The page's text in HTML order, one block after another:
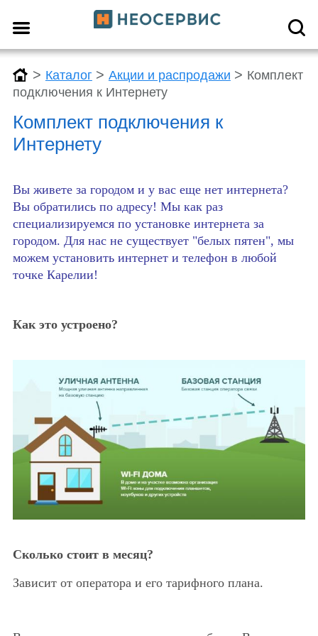
> Каталог > Акции и распродажи > Комплект
подключения к Интернету
Комплект подключения к
Интернету
Вы живете за городом и у вас еще нет интернета?
Вы обратились по адресу! Мы как раз
специализируемся по установке интернета за
городом. Для нас не существует "белых пятен", мы
можем установить интернет и телефон в любой
точке Карелии!
Как это устроено?
Сколько стоит в месяц?
Зависит от оператора и его тарифного плана.